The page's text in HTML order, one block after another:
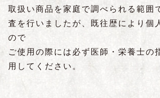
取扱い商品を家庭で調べられる範囲
査を行いましたが、既往歴により個
ので
ご使用の際には必ず医師・栄養士の
用してください。